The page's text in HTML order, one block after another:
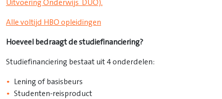
Uitvoering Onderwijs DUO).
Alle voltijd HBO opleidingen
Hoeveel bedraagt de studiefinanciering?
Studiefinanciering bestaat uit 4 onderdelen:
Lening of basisbeurs
Studenten-reisproduct